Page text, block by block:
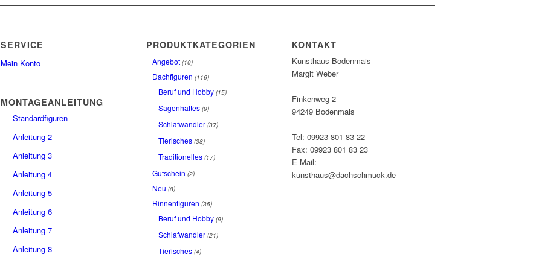
SERVICE
Mein Konto
MONTAGEANLEITUNG
Standardfiguren
Anleitung 2
Anleitung 3
Anleitung 4
Anleitung 5
Anleitung 6
Anleitung 7
Anleitung 8
PRODUKTKATEGORIEN
Angebot (10)
Dachfiguren (116)
Beruf und Hobby (15)
Sagenhaftes (9)
Schlafwandler (37)
Tierisches (38)
Traditionelles (17)
Gutschein (2)
Neu (8)
Rinnenfiguren (35)
Beruf und Hobby (9)
Schlafwandler (21)
Tierisches (4)
KONTAKT
Kunsthaus Bodenmais
Margit Weber
Finkenweg 2
94249 Bodenmais
Tel: 09923 801 83 22
Fax: 09923 801 83 23
E-Mail:
kunsthaus@dachschmuck.de